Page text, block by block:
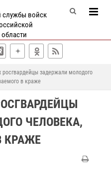
службы войск
росгвардейцы задержали молодого
в краже
ЧЕЛОВЕКА,
КРАЖЕ